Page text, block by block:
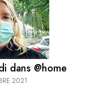
dans @home
2021